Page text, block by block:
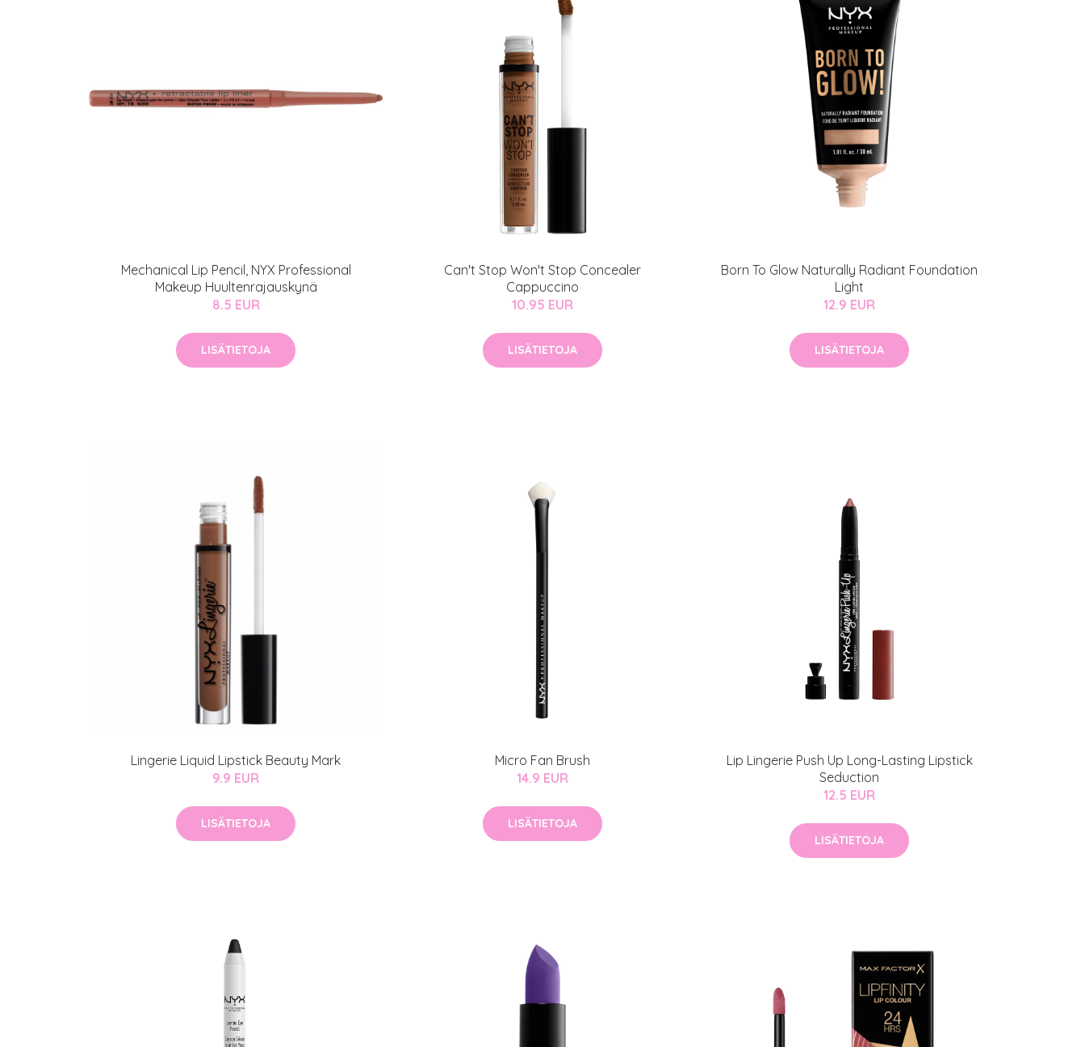
Mechanical Lip Pencil, NYX Professional
Makeup Huultenrajauskynä
8.5 EUR
LISÄTIETOJA
Can't Stop Won't Stop Concealer
Cappuccino
10.95 EUR
LISÄTIETOJA
Born To Glow Naturally Radiant Foundation
Light
12.9 EUR
LISÄTIETOJA
Lingerie Liquid Lipstick Beauty Mark
9.9 EUR
LISÄTIETOJA
Micro Fan Brush
14.9 EUR
LISÄTIETOJA
Lip Lingerie Push Up Long-Lasting Lipstick
Seduction
12.5 EUR
LISÄTIETOJA
IdealofMeD Kauppa
Kaikki IdealofMeDin tuotteet -20 %!
Varaa konsultaatio
ja saat nyt myös -200 €
toimenpiteestä.
KATSO TARJOUS